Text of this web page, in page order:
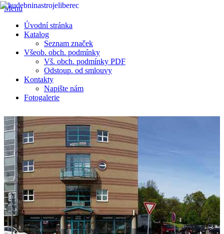
Menu
Úvodní stránka
Katalog
Seznam značek
Všeob. obch. podmínky
Vš. obch. podmínky PDF
Odstoup. od smlouvy
Kontakty
Napište nám
Fotogalerie
Prodej veškerých hudebních nástrojů • hudebniny • aparatury .......
Vše pro muzikanty • E-SHOP HUDEBNÍCH NÁSTROJŮ
Ashton UKE 400SMH ukulele
Koncertní sopránové ukulele
Ukulele
2 590,00 Kč 1 990,00 Kč